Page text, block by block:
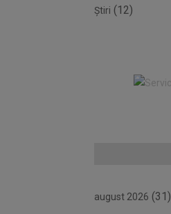
Știri (12)
august 2026 (31)